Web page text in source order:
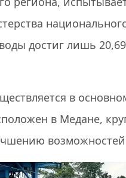
достиг лишь
в
в Медане,